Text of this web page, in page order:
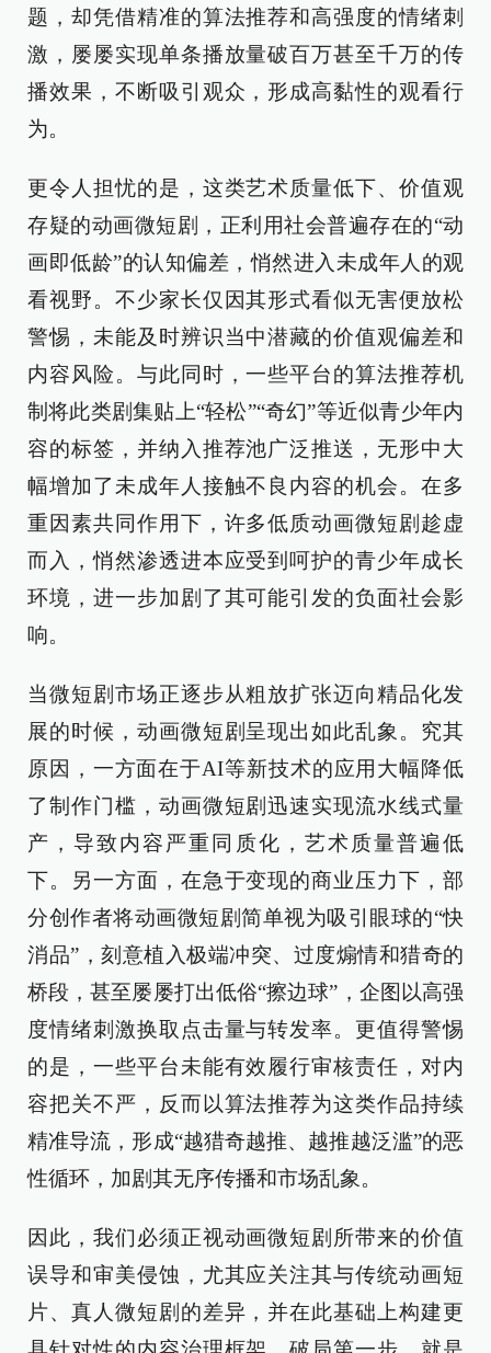
题，却凭借精准的算法推荐和高强度的情绪刺
激，屡屡实现单条播放量破百万甚至千万的传
播效果，不断吸引观众，形成高黏性的观看行
为。
更令人担忧的是，这类艺术质量低下、价值观
存疑的动画微短剧，正利用社会普遍存在的“动
画即低龄”的认知偏差，悄然进入未成年人的观
看视野。不少家长仅因其形式看似无害便放松
警惕，未能及时辨识当中潜藏的价值观偏差和
内容风险。与此同时，一些平台的算法推荐机
制将此类剧集贴上“轻松”“奇幻”等近似青少年内
容的标签，并纳入推荐池广泛推送，无形中大
幅增加了未成年人接触不良内容的机会。在多
重因素共同作用下，许多低质动画微短剧趁虚
而入，悄然渗透进本应受到呵护的青少年成长
环境，进一步加剧了其可能引发的负面社会影
响。
当微短剧市场正逐步从粗放扩张迈向精品化发
展的时候，动画微短剧呈现出如此乱象。究其
原因，一方面在于AI等新技术的应用大幅降低
了制作门槛，动画微短剧迅速实现流水线式量
产，导致内容严重同质化，艺术质量普遍低
下。另一方面，在急于变现的商业压力下，部
分创作者将动画微短剧简单视为吸引眼球的“快
消品”，刻意植入极端冲突、过度煽情和猎奇的
桥段，甚至屡屡打出低俗“擦边球”，企图以高强
度情绪刺激换取点击量与转发率。更值得警惕
的是，一些平台未能有效履行审核责任，对内
容把关不严，反而以算法推荐为这类作品持续
精准导流，形成“越猎奇越推、越推越泛滥”的恶
性循环，加剧其无序传播和市场乱象。
因此，我们必须正视动画微短剧所带来的价值
误导和审美侵蚀，尤其应关注其与传统动画短
片、真人微短剧的差异，并在此基础上构建更